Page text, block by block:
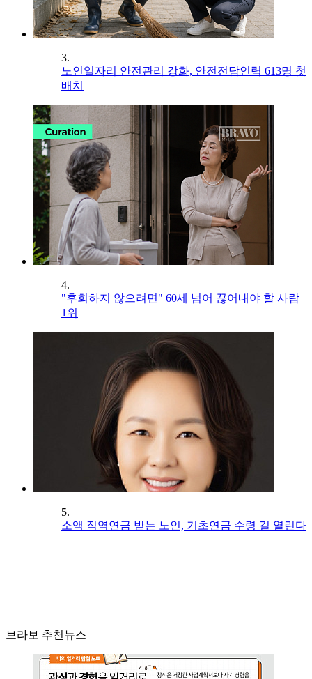
3.
노인일자리 안전관리 강화, 안전전담인력 613명 첫
배치
4.
"후회하지 않으려면" 60세 넘어 끊어내야 할 사람
1위
5.
소액 직역연금 받는 노인, 기초연금 수령 길 열린다
브라보 추천뉴스